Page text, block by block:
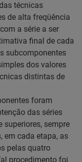
técnicas
de alta freqüência
a série a ser
final de cada
subcomponentes
dos valores
distintas de
foram
das séries
superiores, sempre
em cada etapa, as
pelas quatro
procedimento foi